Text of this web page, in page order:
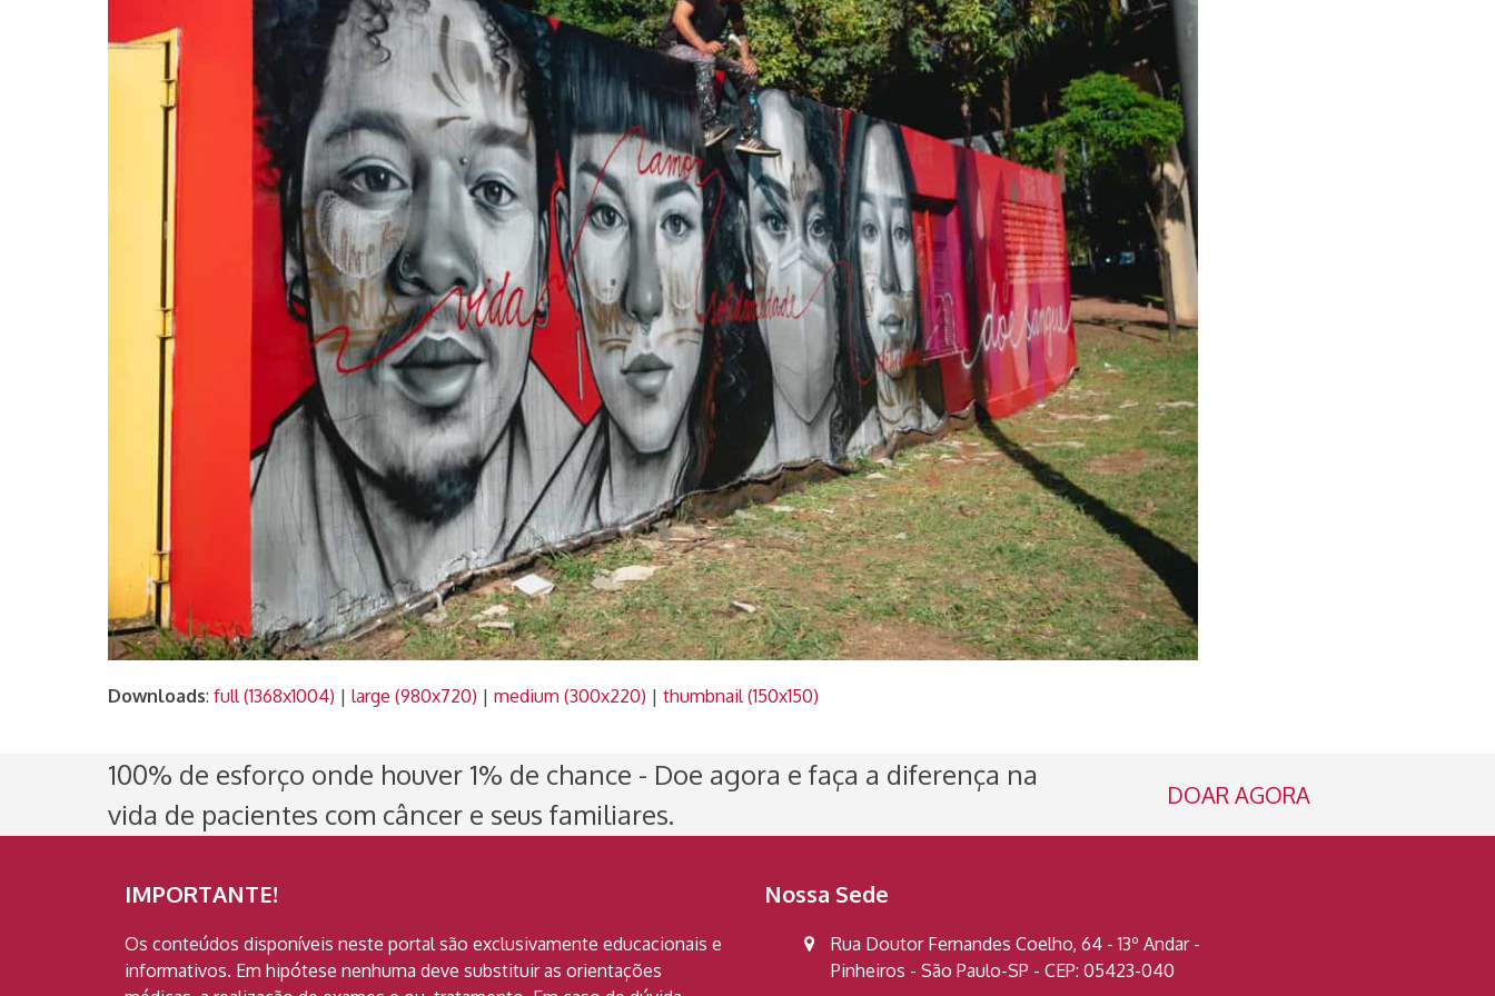
Downloads: full (1368x1004) | large (980x720) | medium (300x220) | thumbnail (150x150)
100% de esforço onde houver 1% de chance - Doe agora e faça a diferença na
vida de pacientes com câncer e seus familiares.
DOAR AGORA
IMPORTANTE!
Os conteúdos disponíveis neste portal são exclusivamente educacionais e
informativos. Em hipótese nenhuma deve substituir as orientações
Nossa Sede
Rua Doutor Fernandes Coelho, 64 - 13º Andar -
Pinheiros - São Paulo-SP - CEP: 05423-040